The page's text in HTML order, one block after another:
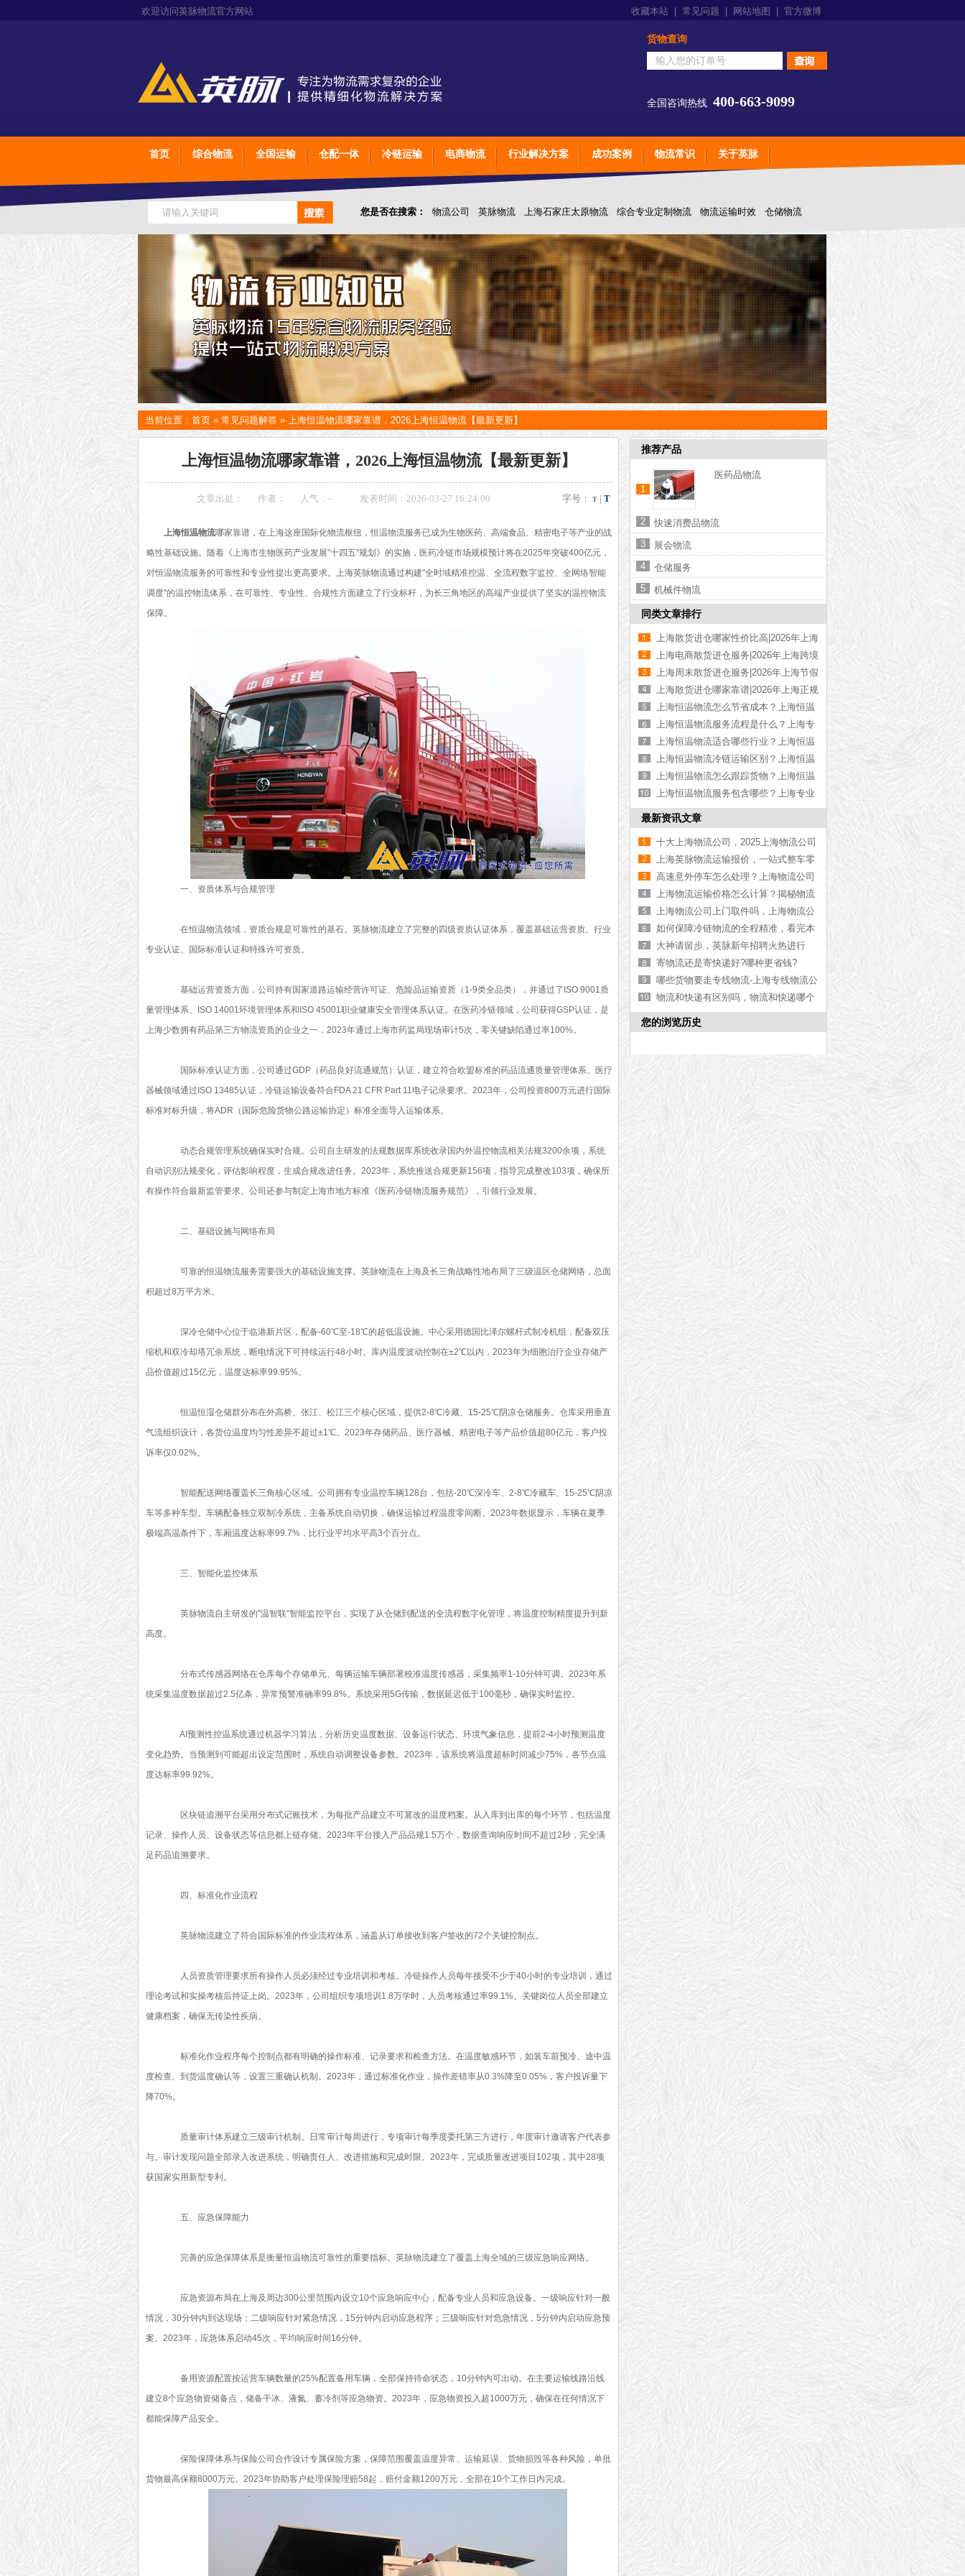
欢迎访问英脉物流官方网站 收藏本站 常见问题 网站地图 官方微博
货物查询
全国咨询热线 400-663-9099
首页 综合物流 全国运输 仓配一体 冷链运输 电商物流 行业解决方案 成功案例 物流常识 关于英脉
您是否在搜索： 物流公司 英脉物流 上海石家庄太原物流 综合专业定制物流 物流运输时效 仓储物流
仓储综合专业定制物流 上海石家庄太原综合专业定制物流
当前位置： 首页 » 常见问题解答 » 上海恒温物流哪家靠谱，2026上海恒温物流【最新更新】
上海恒温物流哪家靠谱，2026上海恒温物流【最新更新】
字号： T | T
文章出处： 作者： 人气： - 发表时间：2026-03-27 16:24:00
上海恒温物流哪家靠谱，在上海这座国际化物流枢纽，恒温物流服务已成为生物医药、高端食品、精密电子等产业的战
略性基础设施。随着《上海市生物医药产业发展"十四五"规划》的实施，医药冷链市场规模预计将在2025年突破400亿元，
对恒温物流服务的可靠性和专业性提出更高要求。上海英脉物流通过构建"全时域精准控温、全流程数字监控、全网络智能
调度"的温控物流体系，在可靠性、专业性、合规性方面建立了行业标杆，为长三角地区的高端产业提供了坚实的温控物流
保障。
一、资质体系与合规管理
在恒温物流领域，资质合规是可靠性的基石。英脉物流建立了完整的四级资质认证体系，覆盖基础运营资质、行业
专业认证、国际标准认证和特殊许可资质。
基础运营资质方面，公司持有国家道路运输经营许可证、危险品运输资质（1-9类全品类），并通过了ISO 9001质
量管理体系、ISO 14001环境管理体系和ISO 45001职业健康安全管理体系认证。在医药冷链领域，公司获得GSP认证，是
上海少数拥有药品第三方物流资质的企业之一，2023年通过上海市药监局现场审计5次，零关键缺陷通过率100%。
国际标准认证方面，公司通过GDP（药品良好流通规范）认证，建立符合欧盟标准的药品流通质量管理体系。医疗
器械领域通过ISO 13485认证，冷链运输设备符合FDA 21 CFR Part 11电子记录要求。2023年，公司投资800万元进行国际
标准对标升级，将ADR（国际危险货物公路运输协定）标准全面导入运输体系。
动态合规管理系统确保实时合规。公司自主研发的法规数据库系统收录国内外温控物流相关法规3200余项，系统
自动识别法规变化，评估影响程度，生成合规改进任务。2023年，系统推送合规更新156项，指导完成整改103项，确保所
有操作符合最新监管要求。公司还参与制定上海市地方标准《医药冷链物流服务规范》，引领行业发展。
二、基础设施与网络布局
可靠的恒温物流服务需要强大的基础设施支撑。英脉物流在上海及长三角战略性地布局了三级温区仓储网络，总面
积超过8万平方米。
深冷仓储中心位于临港新片区，配备-60℃至-18℃的超低温设施。中心采用德国比泽尔螺杆式制冷机组，配备双压
缩机和双冷却塔冗余系统，断电情况下可持续运行48小时。库内温度波动控制在±2℃以内，2023年为细胞治疗企业存储产
品价值超过15亿元，温度达标率99.95%。
恒温恒湿仓储群分布在外高桥、张江、松江三个核心区域，提供2-8℃冷藏、15-25℃阴凉仓储服务。仓库采用垂直
气流组织设计，各货位温度均匀性差异不超过±1℃。2023年存储药品、医疗器械、精密电子等产品价值超80亿元，客户投
诉率仅0.02%。
智能配送网络覆盖长三角核心区域。公司拥有专业温控车辆128台，包括-20℃深冷车、2-8℃冷藏车、15-25℃阴凉
车等多种车型。车辆配备独立双制冷系统，主备系统自动切换，确保运输过程温度零间断。2023年数据显示，车辆在夏季
极端高温条件下，车厢温度达标率99.7%，比行业平均水平高3个百分点。
三、智能化监控体系
英脉物流自主研发的"温智联"智能监控平台，实现了从仓储到配送的全流程数字化管理，将温度控制精度提升到新
高度。
分布式传感器网络在仓库每个存储单元、每辆运输车辆部署校准温度传感器，采集频率1-10分钟可调。2023年系
统采集温度数据超过2.5亿条，异常预警准确率99.8%。系统采用5G传输，数据延迟低于100毫秒，确保实时监控。
AI预测性控温系统通过机器学习算法，分析历史温度数据、设备运行状态、环境气象信息，提前2-4小时预测温度
变化趋势。当预测到可能超出设定范围时，系统自动调整设备参数。2023年，该系统将温度超标时间减少75%，各节点温
度达标率99.92%。
区块链追溯平台采用分布式记账技术，为每批产品建立不可篡改的温度档案。从入库到出库的每个环节，包括温度
记录、操作人员、设备状态等信息都上链存储。2023年平台接入产品品规1.5万个，数据查询响应时间不超过2秒，完全满
足药品追溯要求。
四、标准化作业流程
英脉物流建立了符合国际标准的作业流程体系，涵盖从订单接收到客户签收的72个关键控制点。
人员资质管理要求所有操作人员必须经过专业培训和考核。冷链操作人员每年接受不少于40小时的专业培训，通过
理论考试和实操考核后持证上岗。2023年，公司组织专项培训1.8万学时，人员考核通过率99.1%。关键岗位人员全部建立
健康档案，确保无传染性疾病。
标准化作业程序每个控制点都有明确的操作标准、记录要求和检查方法。在温度敏感环节，如装车前预冷、途中温
度检查、到货温度确认等，设置三重确认机制。2023年，通过标准化作业，操作差错率从0.3%降至0.05%，客户投诉量下
降70%。
质量审计体系建立三级审计机制。日常审计每周进行，专项审计每季度委托第三方进行，年度审计邀请客户代表参
与。审计发现问题全部录入改进系统，明确责任人、改进措施和完成时限。2023年，完成质量改进项目102项，其中28项
获国家实用新型专利。
五、应急保障能力
完善的应急保障体系是衡量恒温物流可靠性的重要指标。英脉物流建立了覆盖上海全域的三级应急响应网络。
应急资源布局在上海及周边300公里范围内设立10个应急响应中心，配备专业人员和应急设备。一级响应针对一般
情况，30分钟内到达现场；二级响应针对紧急情况，15分钟内启动应急程序；三级响应针对危急情况，5分钟内启动应急预
案。2023年，应急体系启动45次，平均响应时间16分钟。
备用资源配置按运营车辆数量的25%配置备用车辆，全部保持待命状态，10分钟内可出动。在主要运输线路沿线
建立8个应急物资储备点，储备干冰、液氮、蓄冷剂等应急物资。2023年，应急物资投入超1000万元，确保在任何情况下
都能保障产品安全。
保险保障体系与保险公司合作设计专属保险方案，保障范围覆盖温度异常、运输延误、货物损毁等各种风险，单批
货物最高保额8000万元。2023年协助客户处理保险理赔58起，赔付金额1200万元，全部在10个工作日内完成。
推荐产品
1
医药品物流
2
快速消费品物流
3
展会物流
4
仓储服务
5
机械件物流
同类文章排行
上海散货进仓哪家性价比高|2026年上海
高性价比散货进仓【优惠推荐】
上海电商散货进仓服务|2026年上海跨境
电商散货进仓【定制方案】
上海周末散货进仓服务|2026年上海节假
日散货进仓【全年无休】
上海散货进仓哪家靠谱|2026年上海正规
散货进仓公司【资质齐全】
上海恒温物流怎么节省成本？上海恒温
货运成本控制技巧【今日更新】
上海恒温物流服务流程是什么？上海专
业恒温物流操作步骤【全网推荐】
上海恒温物流适合哪些行业？上海恒温
运输适用行业介绍【今日更新】
上海恒温物流冷链运输区别？上海恒温
与冷链运输差异解析【全网更新】
上海恒温物流怎么跟踪货物？上海恒温
运输货物追踪方式【全网更新】
上海恒温物流服务包含哪些？上海专业
恒温物流服务项目介绍【今日更新】
最新资讯文章
十大上海物流公司，2025上海物流公司
排名【最新更新】
上海英脉物流运输报价，一站式整车零
担冷链大件费用咨询指南【最新更新】
高速意外停车怎么处理？上海物流公司
浅谈
上海物流运输价格怎么计算？揭秘物流
公司常见的3种计费方式【行业百科】
上海物流公司上门取件吗，上海物流公
司服务【行业百科】
如何保障冷链物流的全程精准，看完本
文你就知道了[今日更新]
大神请留步，英脉新年招聘火热进行
中！
寄物流还是寄快递好?哪种更省钱?
(2023寄物流,寄快递,省钱比较)
哪些货物要走专线物流-上海专线物流公
司【今日分享】
物流和快递有区别吗，物流和快递哪个
更便宜[最新更新]
您的浏览历史